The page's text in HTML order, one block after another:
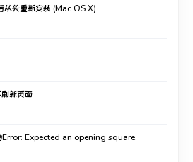
头重新安装 (Mac OS X)
新页面
Expected an opening square